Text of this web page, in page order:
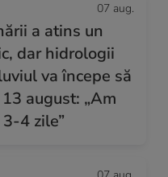
07 aug.
a atins un
dar hidrologii
va începe să
august: „Am
4 zile”